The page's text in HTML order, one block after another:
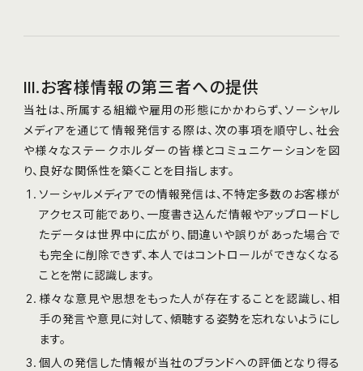
III.お客様情報の第三者への提供
当社は、所属する組織や雇⽤の形態にかかわらず、ソーシャル
メディアを通じて情報発信する際は、次の事項を順守し、社会
や様々なステークホルダーの皆様とコミュニケーションを図
り、良好な関係性を築くことを目指します。
ソーシャルメディアでの情報発信は、不特定多数のお客様が
アクセス可能であり、⼀度書き込んだ情報やアップロードし
たデータは世界中に広がり、間違いや誤りがあった場合で
も完全に削除できず、本人ではコントロールができなくなる
ことを常に認識します。
様々な意⾒や思想をもった人が存在することを認識し、相
手の発⾔や意⾒に対して、傾聴する姿勢を忘れないようにし
ます。
個人の発信した情報が当社のブランドへの評価となり得る